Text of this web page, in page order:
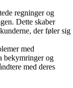
regninger og
Dette skaber
der føler sig
med
bekymringer og
med deres